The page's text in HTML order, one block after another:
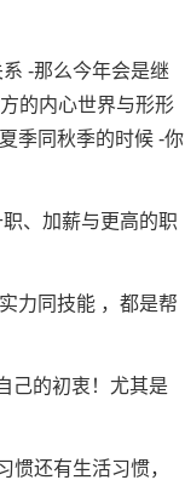
-那么今年会是继
的内心世界与形形
季同秋季的时候 -你
、加薪与更高的职
力同技能 ，都是帮
己的初衷！尤其是
还有生活习惯，